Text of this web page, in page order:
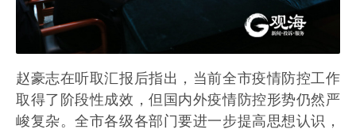
赵豪志在听取汇报后指出，当前全市疫情防控工作
取得了阶段性成效，但国内外疫情防控形势仍然严
峻复杂。全市各级各部门要进一步提高思想认识，